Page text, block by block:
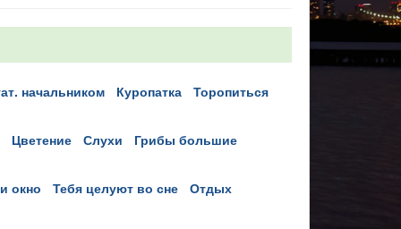
начальником куропатка торопиться
цветение слухи грибы большие
окно тебя целуют во сне отдых